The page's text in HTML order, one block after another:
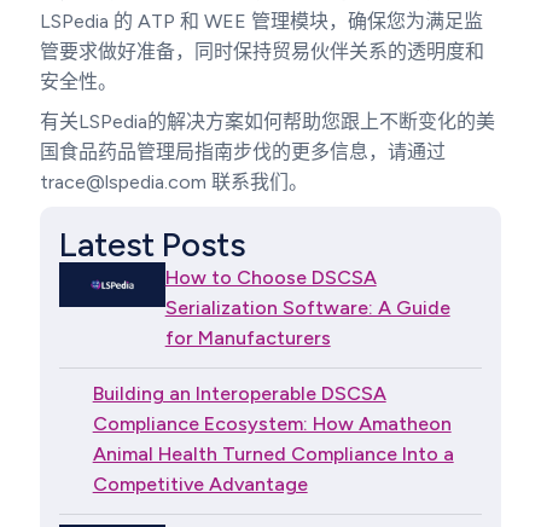
LSPedia 的 ATP 和 WEE 管理模块，确保您为满足监
管要求做好准备，同时保持贸易伙伴关系的透明度和
安全性。
有关LSPedia的解决方案如何帮助您跟上不断变化的美
国食品药品管理局指南步伐的更多信息，请通过
trace@lspedia.com 联系我们。
Latest Posts
How to Choose DSCSA
Serialization Software: A Guide
for Manufacturers
Building an Interoperable DSCSA
Compliance Ecosystem: How Amatheon
Animal Health Turned Compliance Into a
Competitive Advantage